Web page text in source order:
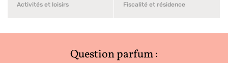
Activités et loisirs Fiscalité et résidence
Question parfum :